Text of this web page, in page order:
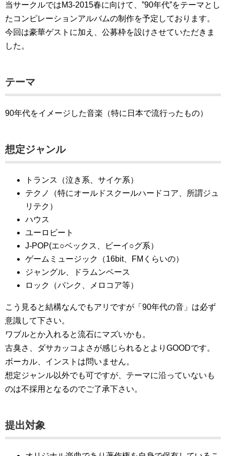
当サークルではM3-2015春に向けて、”90年代”をテーマとし
たコンピレーションアルバムの制作を予定しております。
今回は豪華ゲストに加え、公募枠を設けさせていただきま
した。
テーマ
90年代をイメージした音楽（特に日本で流行ったもの）
想定ジャンル
トランス（泣き系、サイケ系）
テクノ（特にオールドスクールハードコア、所謂ジュ
リテク）
ハウス
ユーロビート
J-POP(エ○ベックス、ビーイ○グ系）
ゲームミュージック（16bit、FMくらいの）
ジャングル、ドラムンベース
ロック（パンク、メロコア等）
こう見ると結構なんでもアリですが「90年代の音」は必ず
意識して下さい。
ワブルとか入れると流石にマズいかも。
古臭さ、ダサカッコよさが感じられるとよりGOODです。
ボーカル、インストは問いません。
想定ジャンル以外でも可ですが、テーマに沿っていないも
のは不採用となるのでご了承下さい。
提出対象